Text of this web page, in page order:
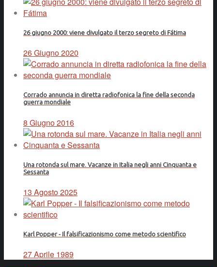
26 giugno 2000: viene divulgato il terzo segreto di Fátima
26 Giugno 2020
Corrado annuncia in diretta radiofonica la fine della seconda
guerra mondiale
8 Giugno 2016
Una rotonda sul mare. Vacanze in Italia negli anni Cinquanta e
Sessanta
13 Agosto 2025
Karl Popper - Il falsificazionismo come metodo scientifico
27 Aprile 1989